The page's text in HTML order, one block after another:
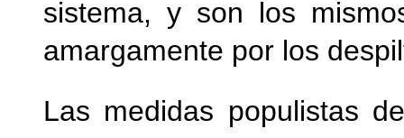
sistema, y son los
amargamente por los
Las medidas populistas